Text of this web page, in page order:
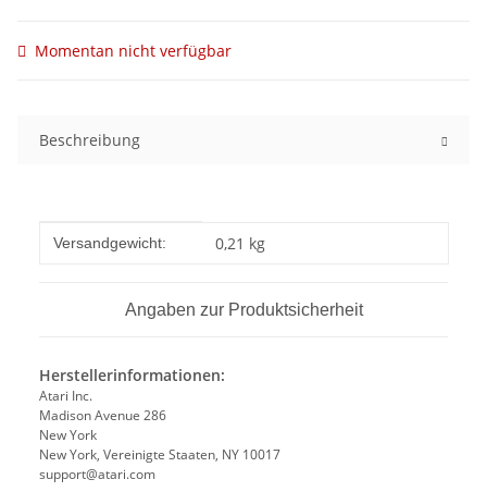
Momentan nicht verfügbar
Beschreibung
Produkteigenschaft
Wert
Versandgewicht: 0,21 kg
Angaben zur Produktsicherheit
Herstellerinformationen:
Atari Inc.
Madison Avenue 286
New York
New York, Vereinigte Staaten, NY 10017
support@atari.com